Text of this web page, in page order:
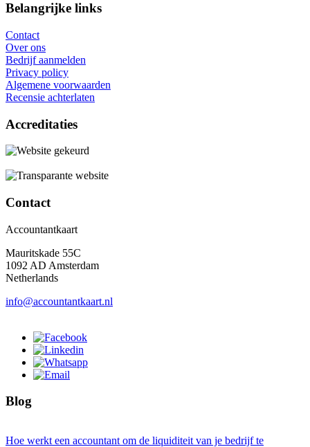
Belangrijke links
Contact
Over ons
Bedrijf aanmelden
Privacy policy
Algemene voorwaarden
Recensie achterlaten
Accreditaties
Contact
Accountantkaart
Mauritskade 55C
1092 AD Amsterdam
Netherlands
info@accountantkaart.nl
Blog
Hoe werkt een accountant om de liquiditeit van je bedrijf te